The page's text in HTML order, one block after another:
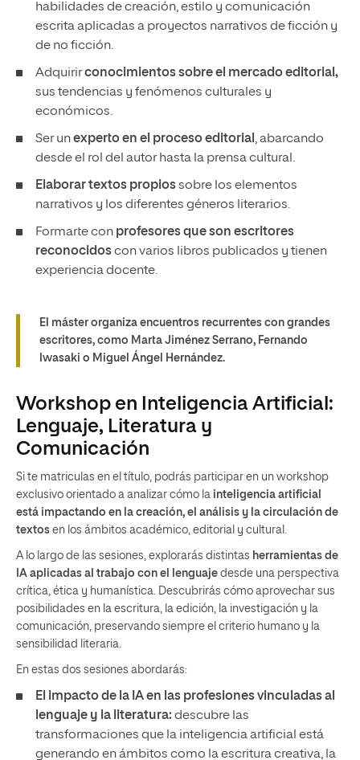
habilidades de creación, estilo y comunicación
escrita aplicadas a proyectos narrativos de ficción y
de no ficción.
Adquirirconocimientos sobre el mercado editorial,
sus tendencias y fenómenos culturales y
económicos.
Ser unexperto en el proceso editorial , abarcando
desde el rol del autor hasta la prensa cultural.
Elaborar textos propiossobre los elementos
narrativos y los diferentes géneros literarios.
Formarte con profesores que son escritores
reconocidoscon varios libros publicados y tienen
experiencia docente.
El máster organiza encuentros recurrentes con grandes
escritores, como Marta Jiménez Serrano, Fernando
Iwasaki o Miguel Ángel Hernández.
Workshop en Inteligencia Artificial:
Lenguaje, Literatura y
Comunicación
Si te matriculas en el título, podrás participar en un workshop
exclusivo orientado a analizar cómo la inteligencia artificial
está impactando en la creación, el análisis y la circulación de
textos en los ámbitos académico, editorial y cultural.
A lo largo de las sesiones, explorarás distintas herramientas de
IA aplicadas al trabajo con el lenguaje desde una perspectiva
crítica, ética y humanística. Descubrirás cómo aprovechar sus
posibilidades en la escritura, la edición, la investigación y la
comunicación, preservando siempre el criterio humano y la
sensibilidad literaria.
En estas dos sesiones abordarás:
El impacto de la IA en las profesiones vinculadas al
lenguaje y la literatura: descubre las
transformaciones que la inteligencia artificial está
generando en ámbitos como la escritura creativa, la